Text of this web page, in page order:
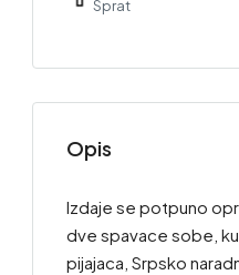
Sprat
Opis
Izdaje se potpuno
dve spavace sobe,
pijajaca, Srpsko